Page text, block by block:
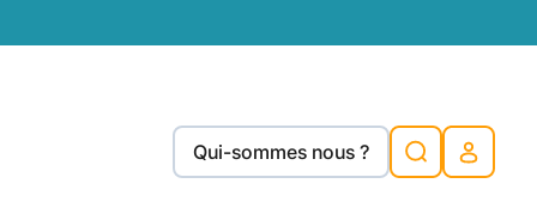
Qui-sommes nous ?